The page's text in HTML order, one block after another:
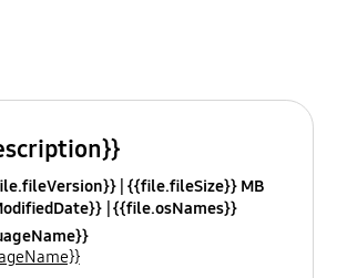
{{file.fileSize}} MB
{{file.osNames}}